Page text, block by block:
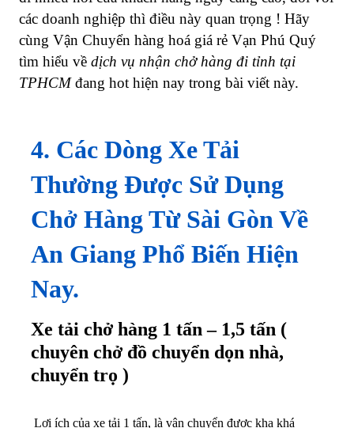
các doanh nghiệp thì điều này quan trọng ! Hãy
cùng Vận Chuyển hàng hoá giá rẻ Vạn Phú Quý
tìm hiểu về dịch vụ nhận chở hàng đi tỉnh tại
TPHCMđang hot hiện nay trong bài viết này.
4. Các Dòng Xe Tải
Thường Được Sử Dụng
Chở Hàng Từ Sài Gòn Về
An Giang Phổ Biến Hiện
Nay.
Xe tải chở hàng 1 tấn – 1,5 tấn (
chuyên chở đồ chuyển dọn nhà,
chuyển trọ )
Lợi ích của xe tải 1 tấn, là vận chuyển được kha khá